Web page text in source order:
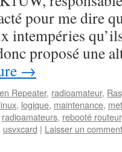
pour me dire
intempéries
proposé une
→
Repeater, radioamateur,
linux, logique, maintenance,
radioamateurs, rebooté routeur
usvxcard | Laisser un